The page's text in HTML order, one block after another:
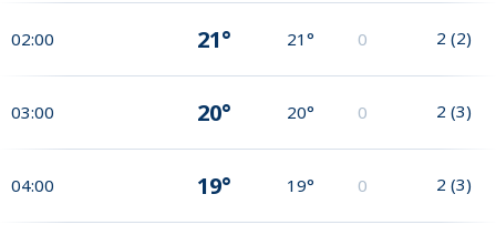
02:00 21° 21° 0 2 (2)
03:00 20° 20° 0 2 (3)
04:00 19° 19° 0 2 (3)